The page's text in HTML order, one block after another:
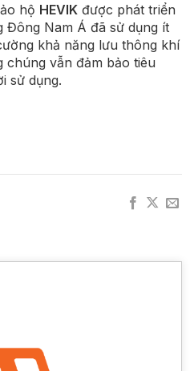
hộ HEVIK được phát triển
Đông Nam Á đã sử dụng ít
khả năng lưu thông khí
chúng vẫn đảm bảo tiêu
sử dụng.